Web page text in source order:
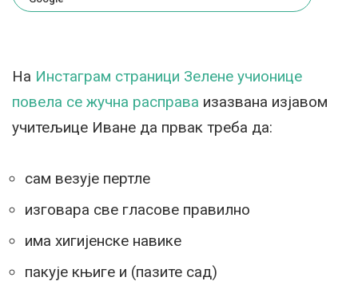
На Инстаграм страници Зелене учионице
повела се жучна расправа изазвана изјавом
учитељице Иване да првак треба да:
сам везује пертле
изговара све гласове правилно
има хигијенске навике
пакује књиге и (пазите сад)